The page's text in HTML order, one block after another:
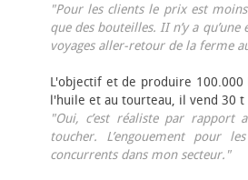
"Pour les clients le prix est
que des bouteilles. II n’y a
voyages aller-retour de la ferme
L'objectif et de produire
l'huile et au tourteau, il vend 30
"Oui, c’est réaliste par rapport
toucher. L’engouement pour
concurrents dans mon secteur."